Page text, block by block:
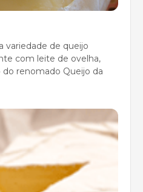
variedade de queijo
com leite de ovelha,
renomado Queijo da